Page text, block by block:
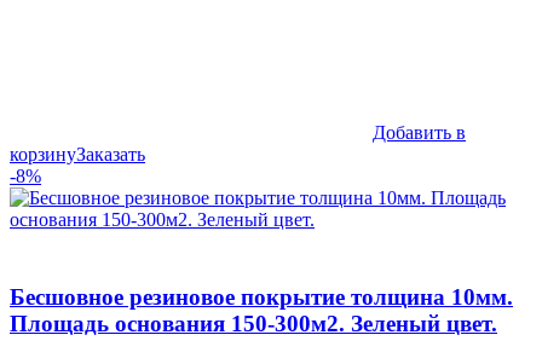
Добавить в
корзинуЗаказать
-8%
Бесшовное резиновое покрытие толщина 10мм.
Площадь основания 150-300м2. Зеленый цвет.